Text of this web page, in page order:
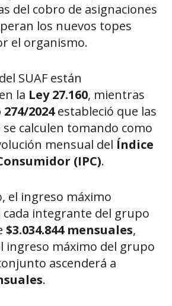
del cobro de asignaciones
los nuevos topes
el organismo.
SUAF están
la Ley 27.160, mientras
2024estableció que las
calculen tomando como
mensual del Índice
(IPC).
el ingreso máximo
integrante del grupo
$3.034.844 mensuales,
ingreso máximo del grupo
ascenderá a
.